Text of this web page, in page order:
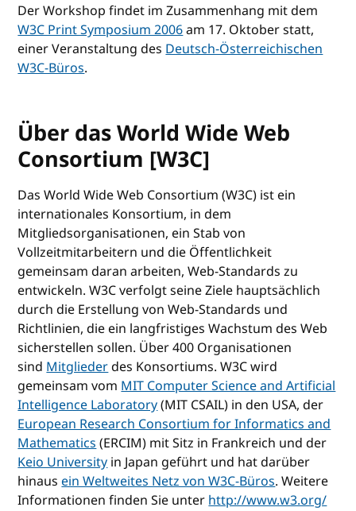
Der Workshop findet im Zusammenhang mit dem
W3C Print Symposium 2006am 17. Oktober statt,
einer Veranstaltung desDeutsch-Österreichischen
W3C-Büros.
Über das World Wide Web
Consortium [W3C]
Das World Wide Web Consortium (W3C) ist ein
internationales Konsortium, in dem
Mitgliedsorganisationen, ein Stab von
Vollzeitmitarbeitern und die Öffentlichkeit
gemeinsam daran arbeiten, Web-Standards zu
entwickeln. W3C verfolgt seine Ziele hauptsächlich
durch die Erstellung von Web-Standards und
Richtlinien, die ein langfristiges Wachstum des Web
sicherstellen sollen. Über 400 Organisationen
sindMitgliederdes Konsortiums. W3C wird
gemeinsam vomMIT Computer Science and Artificial
Intelligence Laboratory(MIT CSAIL) in den USA, der
European Research Consortium for Informatics and
Mathematics(ERCIM) mit Sitz in Frankreich und der
Keio Universityin Japan geführt und hat darüber
hinausein Weltweites Netz von W3C-Büros. Weitere
Informationen finden Sie unterhttp://www.w3.org/